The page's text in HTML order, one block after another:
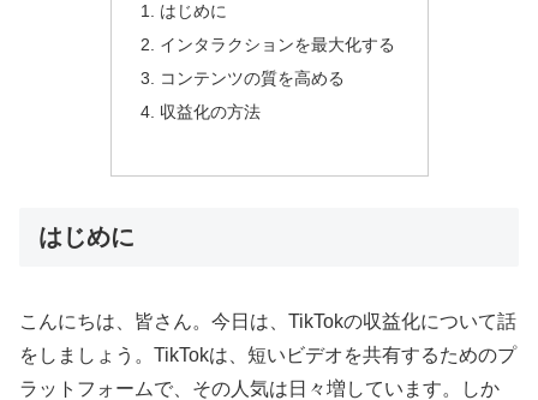
はじめに
インタラクションを最大化する
コンテンツの質を高める
収益化の方法
はじめに
こんにちは、皆さん。今日は、TikTokの収益化について話
をしましょう。TikTokは、短いビデオを共有するためのプ
ラットフォームで、その人気は日々増しています。しか